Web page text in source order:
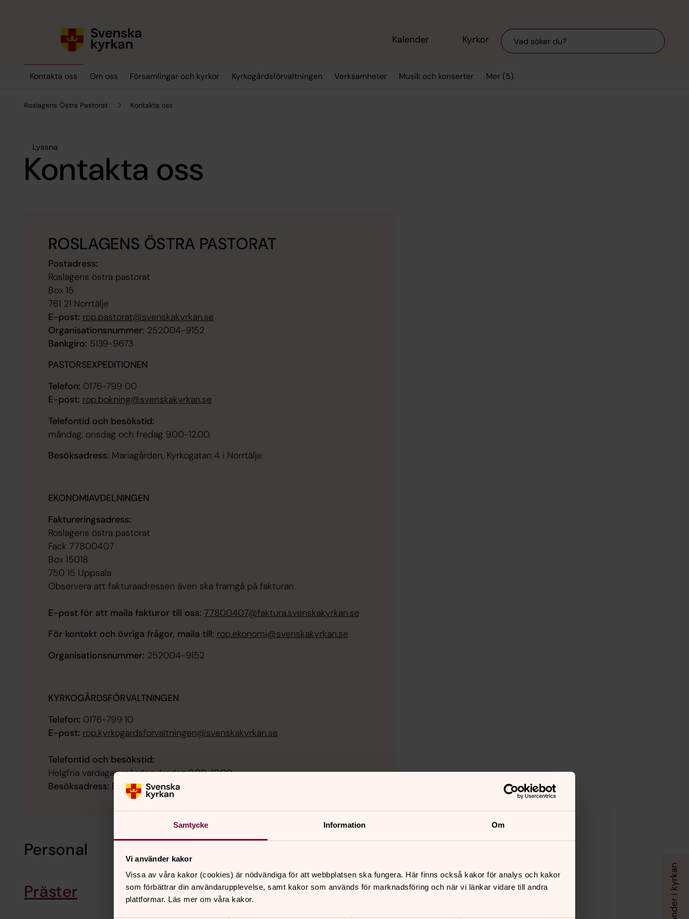
Samtycke Information Om
Vi använder kakor
Vissa av våra kakor (cookies) är nödvändiga för att webbplatsen ska fungera. Här finns också kakor för analys och kakor
som förbättrar din användarupplevelse, samt kakor som används för marknadsföring och när vi länkar vidare till andra
plattformar. Läs mer om våra kakor.
Kalender Kyrkor Sök
Kontakta oss Om oss Församlingar och kyrkor Kyrkogårdsförvaltningen Verksamheter Musik och konserter Mer (5)
Roslagens Östra Pastorat Kontakta oss
Lyssna
Kontakta oss
ROSLAGENS ÖSTRA PASTORAT
Postadress:
Roslagens östra pastorat
Box 15
761 21 Norrtälje
E-post: rop.pastorat@svenskakyrkan.se
Organisationsnummer: 252004-9152
Bankgiro: 5139-9673
PASTORSEXPEDITIONEN
Telefon: 0176-799 00
E-post: rop.bokning@svenskakyrkan.se
Telefontid och besökstid:
måndag, onsdag och fredag 9.00-12.00.
Besöksadress: Mariagården, Kyrkogatan 4 i Norrtälje
EKONOMIAVDELNINGEN
Faktureringsadress:
Roslagens östra pastorat
Fack 77800407
Box 15018
750 15 Uppsala
Observera att fakturaadressen även ska framgå på fakturan.
E-post för att maila fakturor till oss: 77800407@faktura.svenskakyrkan.se
För kontakt och övriga frågor, maila till: rop.ekonomi@svenskakyrkan.se
Organisationsnummer: 252004-9152
KYRKOGÅRDSFÖRVALTNINGEN
Telefon: 0176-799 10
E-post: rop.kyrkogardsforvaltningen@svenskakyrkan.se
Telefontid och besökstid:
Helgfria vardagar, måndag-fredag 9.00-12.00.
Besöksadress: Estuna församlingsgård, Norrtäljevägen 674 i Estuna
Personal
Präster
Diakoner